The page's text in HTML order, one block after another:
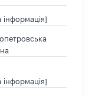
інформація]
інформація]